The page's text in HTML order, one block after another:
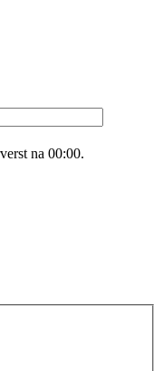
na 00:00.